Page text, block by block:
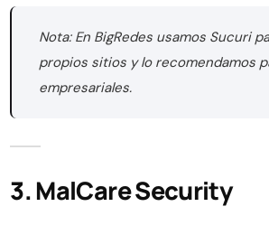
Nota: En BigRedes usamos Sucuri
propios sitios y lo recomendamos
empresariales.
3. MalCare Security